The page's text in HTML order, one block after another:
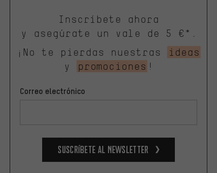
Inscríbete ahora
y asegúrate un vale de 5 €*.
¡No te pierdas nuestras
ideas
y
promociones !
Correo electrónico
Suscríbete al newsletter